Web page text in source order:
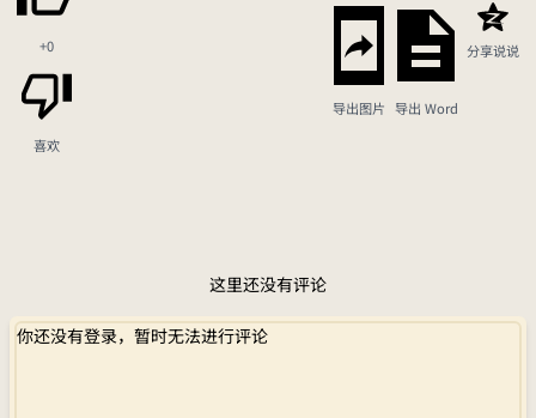
+0
喜欢
导出图片 导出 Word
分享说说
这里还没有评论
你还没有登录，暂时无法进行评论